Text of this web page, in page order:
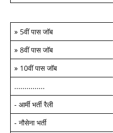
» 5वीं पास जॉब
» 8वीं पास जॉब
» 10वीं पास जॉब
...............
- आर्मी भर्ती रैली
- नौसेना भर्ती